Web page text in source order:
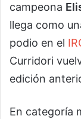
campeona
llega como
podio en el
Curridori
edición
En categoría